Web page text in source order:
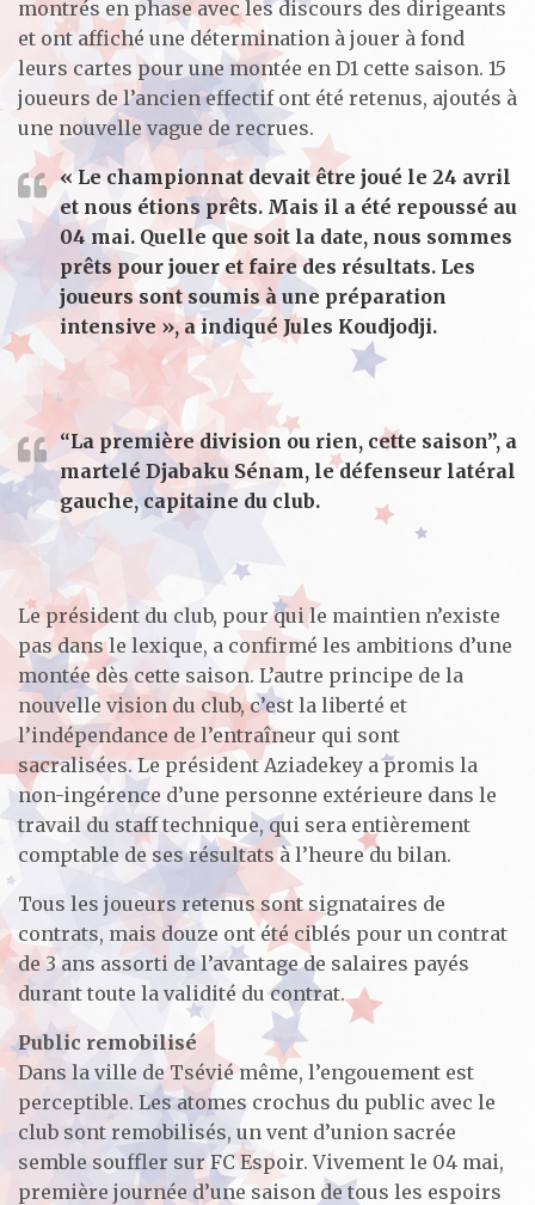
montrés en phase avec les discours des dirigeants
et ont affiché une détermination à jouer à fond
leurs cartes pour une montée en D1 cette saison. 15
joueurs de l’ancien effectif ont été retenus, ajoutés à
une nouvelle vague de recrues.
« Le championnat devait être joué le 24 avril
et nous étions prêts. Mais il a été repoussé au
04 mai. Quelle que soit la date, nous sommes
prêts pour jouer et faire des résultats. Les
joueurs sont soumis à une préparation
intensive », a indiqué Jules Koudjodji.
“La première division ou rien, cette saison”, a
martelé Djabaku Sénam, le défenseur latéral
gauche, capitaine du club.
Le président du club, pour qui le maintien n’existe
pas dans le lexique, a confirmé les ambitions d’une
montée dès cette saison. L’autre principe de la
nouvelle vision du club, c’est la liberté et
l’indépendance de l’entraîneur qui sont
sacralisées. Le président Aziadekey a promis la
non-ingérence d’une personne extérieure dans le
travail du staff technique, qui sera entièrement
comptable de ses résultats à l’heure du bilan.
Tous les joueurs retenus sont signataires de
contrats, mais douze ont été ciblés pour un contrat
de 3 ans assorti de l’avantage de salaires payés
durant toute la validité du contrat.
Public remobilisé
Dans la ville de Tsévié même, l’engouement est
perceptible. Les atomes crochus du public avec le
club sont remobilisés, un vent d’union sacrée
semble souffler sur FC Espoir. Vivement le 04 mai,
première journée d’une saison de tous les espoirs